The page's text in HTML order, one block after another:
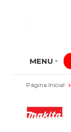
MENU
Página Inicial